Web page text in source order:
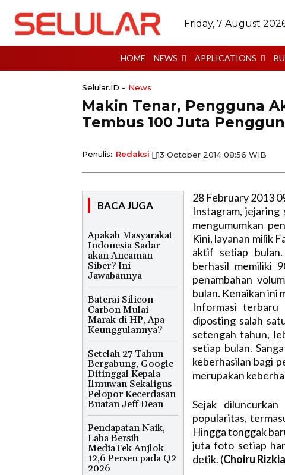
Friday, 7 August
HOME NEWS APPLICATIONS
Selular.ID - News
Makin Tenar, Pengguna
Tembus 100 Juta
Penulis: Redaksi 13 October 2014 08:56 WIB
BACA JUGA
Apakah Masyarakat
Indonesia Sadar
akan Ancaman
Siber? Ini
Jawabannya
Baterai Silicon-
Carbon Mulai
Marak di HP, Apa
Keunggulannya?
Setelah 27 Tahun
Bergabung, Google
Ditinggal Kepala
Ilmuwan Sekaligus
Pelopor Kecerdasan
Buatan Jeff Dean
Pendapatan Naik,
Laba Bersih
MediaTek Anjlok
12,6 Persen pada Q2
2026
28 February 2013
Instagram,
mengumumkan
Kini, layanan milik
aktif setiap
berhasil memiliki
penambahan
bulan. Kenaikan ini
Informasi
diposting salah
setengah tahun,
setiap bulan.
keberhasilan bagi
merupakan
Sejak
popularitas,
Hingga tonggak
juta foto setiap
detik. (Choiru Rizkia